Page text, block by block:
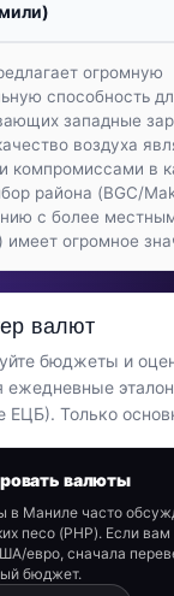
огромную
способность
западные
воздуха
компромиссами в
района (BGC/
с более
имеет огромное
валют
бюджеты и
ежедневные
ЕЦБ). Только
валюты
в Маниле часто
песо (PHP). Если вам
евро, сначала
бюджет.